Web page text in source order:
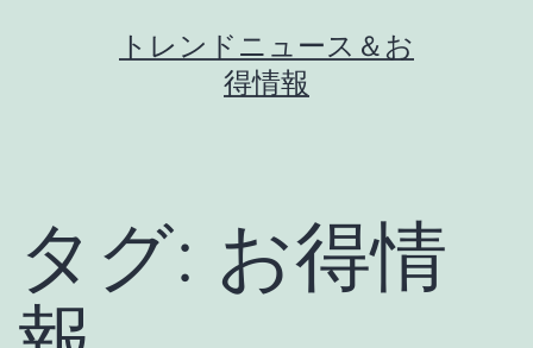
トレンドニュース＆お
得情報
タグ: お得情